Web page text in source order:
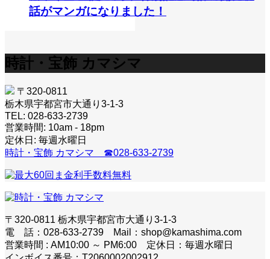
話がマンガになりました！
時計・宝飾 カマシマ
〒320-0811
栃木県宇都宮市大通り3-1-3
TEL: 028-633-2739
営業時間: 10am - 18pm
定休日: 毎週水曜日
時計・宝飾 カマシマ ☎028-633-2739
〒320-0811 栃木県宇都宮市大通り3-1-3
電 話：028-633-2739 Mail：shop@kamashima.com
営業時間 : AM10:00 ～ PM6:00 定休日：毎週水曜日